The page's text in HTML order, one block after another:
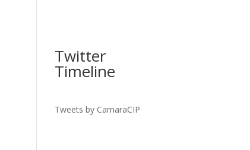
Twitter
Timeline
Tweets by CamaraCIP